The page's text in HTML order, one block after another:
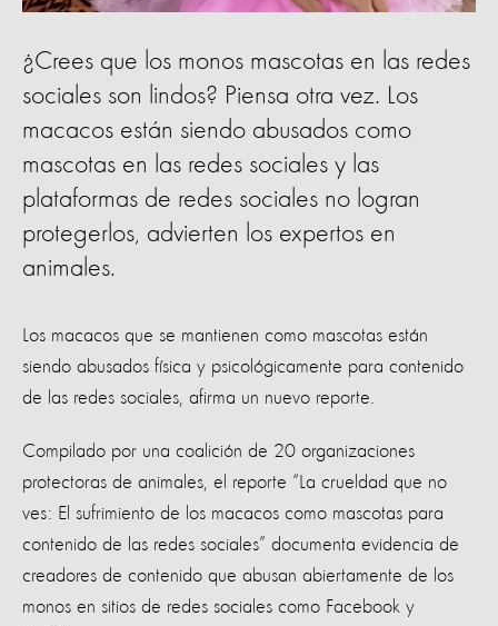
¿Crees que los monos mascotas en las redes
sociales son lindos? Piensa otra vez. Los
macacos están siendo abusados ​​como
mascotas en las redes sociales y las
plataformas de redes sociales no logran
protegerlos, advierten los expertos en
animales.
Los macacos que se mantienen como mascotas están
siendo abusados ​​física y psicológicamente para contenido
de las redes sociales, afirma un nuevo reporte.
Compilado por una coalición de 20 organizaciones
protectoras de animales, el reporte “La crueldad que no
ves: El sufrimiento de los macacos como mascotas para
contenido de las redes sociales” documenta evidencia de
creadores de contenido que abusan abiertamente de los
monos en sitios de redes sociales como Facebook y